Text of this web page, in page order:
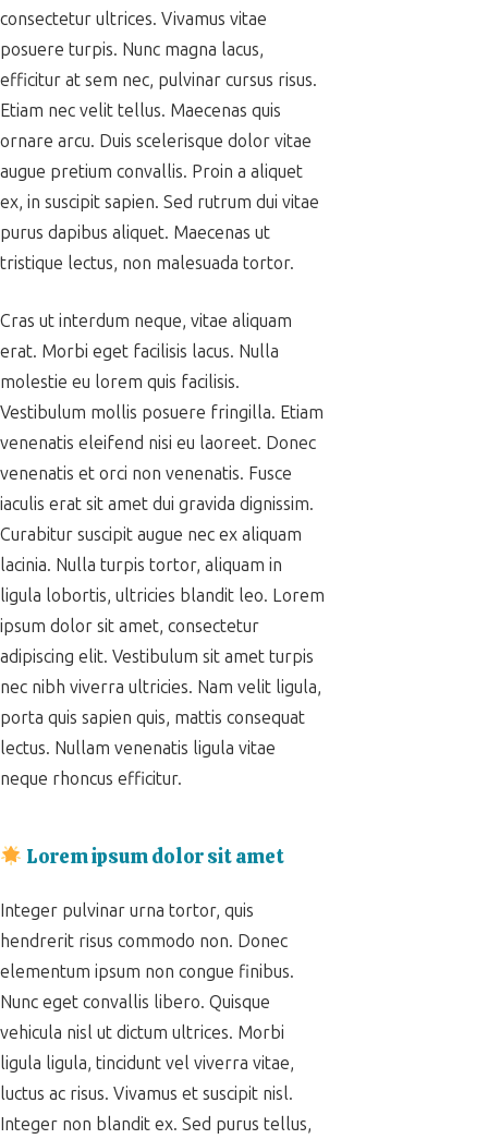
consectetur ultrices. Vivamus vitae
posuere turpis. Nunc magna lacus,
efficitur at sem nec, pulvinar cursus risus.
Etiam nec velit tellus. Maecenas quis
ornare arcu. Duis scelerisque dolor vitae
augue pretium convallis. Proin a aliquet
ex, in suscipit sapien. Sed rutrum dui vitae
purus dapibus aliquet. Maecenas ut
tristique lectus, non malesuada tortor.
Cras ut interdum neque, vitae aliquam
erat. Morbi eget facilisis lacus. Nulla
molestie eu lorem quis facilisis.
Vestibulum mollis posuere fringilla. Etiam
venenatis eleifend nisi eu laoreet. Donec
venenatis et orci non venenatis. Fusce
iaculis erat sit amet dui gravida dignissim.
Curabitur suscipit augue nec ex aliquam
lacinia. Nulla turpis tortor, aliquam in
ligula lobortis, ultricies blandit leo. Lorem
ipsum dolor sit amet, consectetur
adipiscing elit. Vestibulum sit amet turpis
nec nibh viverra ultricies. Nam velit ligula,
porta quis sapien quis, mattis consequat
lectus. Nullam venenatis ligula vitae
neque rhoncus efficitur.
Lorem ipsum dolor sit amet
Integer pulvinar urna tortor, quis
hendrerit risus commodo non. Donec
elementum ipsum non congue finibus.
Nunc eget convallis libero. Quisque
vehicula nisl ut dictum ultrices. Morbi
ligula ligula, tincidunt vel viverra vitae,
luctus ac risus. Vivamus et suscipit nisl.
Integer non blandit ex. Sed purus tellus,